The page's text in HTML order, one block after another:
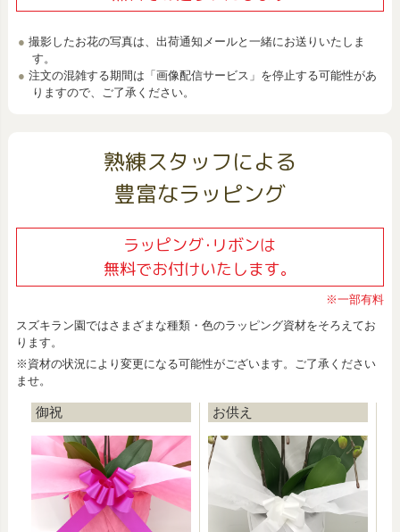
撮影したお花の写真は、出荷通知メールと一緒にお送りいたしま
す。
注文の混雑する期間は「画像配信サービス」を停止する可能性があ
りますので、ご了承ください。
熟練スタッフによる
豊富なラッピング
ラッピング･リボンは
無料でお付けいたします。
※一部有料
スズキラン園ではさまざまな種類・色のラッピング資材をそろえてお
ります。
※資材の状況により変更になる可能性がございます。ご了承ください
ませ。
御祝 お供え